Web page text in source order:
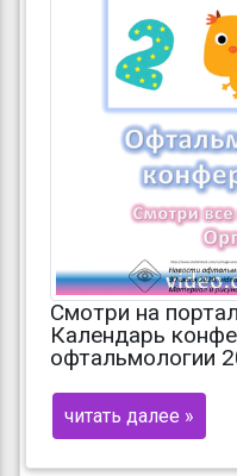
Смотри на
Календарь
офтальмологии
читать далее »